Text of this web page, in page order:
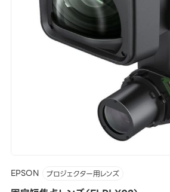
EPSON プロジェクター用レンズ